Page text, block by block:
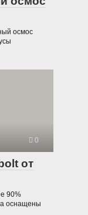
осмос
0
от
90%
оснащены